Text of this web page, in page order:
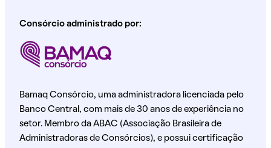
Consórcio administrado por:
Bamaq Consórcio, uma administradora licenciada pelo
Banco Central, com mais de 30 anos de experiência no
setor. Membro da ABAC (Associação Brasileira de
Administradoras de Consórcios), e possui certificação